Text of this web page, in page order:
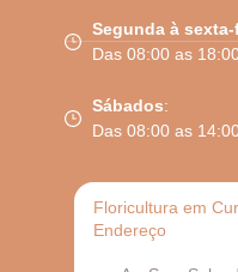
Segunda à sexta-
Das 08:00 as
Sábados:
Das 08:00 as
Floricultura em
Endereço